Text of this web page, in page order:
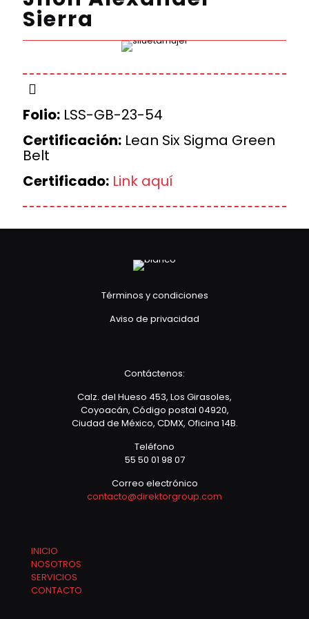
Sierra
Folio: LSS-GB-23-54
Certificación: Lean Six Sigma Green
Belt
Certificado: Link aquí
Términos y condiciones
Aviso de privacidad
Contáctenos:
Calz. del Hueso 453, Los Girasoles,
Coyoacán, Código postal 04920,
Ciudad de México, CDMX, Oficina 14B.
Teléfono
55 50 01 98 07
Correo electrónico
contacto@direktorgroup.com
INICIO
NOSOTROS
SERVICIOS
CONTACTO